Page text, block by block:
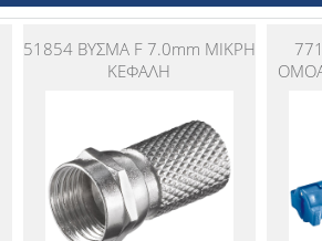
51854 ΒΥΣΜΑ F 7.0mm ΜΙΚΡΗ
ΚΕΦΑΛΗ